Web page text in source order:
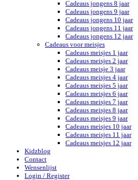
Cadeaus jongens 8 jaar
Cadeaus jongens 9 jaar
Cadeaus jongens 10 jaar
Cadeaus jongens 11 jaar
Cadeaus jongens 12 jaar
Cadeaus voor meisjes
Cadeaus meisjes 1 jaar
Cadeaus meisjes 2 jaar
Cadeaus meisje 3 jaar
Cadeaus meisjes 4 jaar
Cadeaus meisjes 5 jaar
Cadeaus meisjes 6 jaar
Cadeaus meisjes 7 jaar
Cadeaus meisjes 8 jaar
Cadeaus meisjes 9 jaar
Cadeaus meisjes 10 jaar
Cadeaus meisjes 11 jaar
Cadeaus meisjes 12 jaar
Kidzblog
Contact
Wensenlijst
Login / Register